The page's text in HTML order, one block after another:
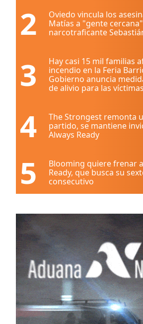
2
Oviedo vincula los
Matías a "gente
narcotraficante
3
Hay casi 15 mil familias
incendio en la Feria
Gobierno anuncia
de alivio para las víctimas
4
The Strongest remonta
partido, se mantiene
Always Ready
5
Blooming quiere frenar
Ready, que busca su
consecutivo